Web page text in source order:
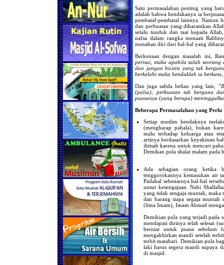
Satu permasalahan penting yang
adalah bahwa hendakanya ia
pembatal-pembatal lainnya. Namun
dan perbuatan yang diharamkan
selalu tunduk dan taat kepada
nafsu dalam rangka menaati
menahan diri dari hal-hal yang
Berkenaan dengan masalah ini,
perisai, maka apabila salah
dan jangan bicara yang tak
berkelahi maka hendaklah ia
Dan juga sabda beliau yang lain,
(palsu), perbuatan tak berguna
puasanya (yang berupa)
Beberapa Permasalahan yang
Setiap muslim hendaknya
(mengharap pahala), bukan
malu terhadap keluarga atau
artinya berdasarkan keyakinan
ihtisab karena untuk mencari
Demikan pula shalat malam pada
Ada sebagian orang ketika
tenggorokannya kemasukan air
Padahal sebenarnya hal-hal
unsur kesengajaan. Nabi
yang tidak sengaja muntah, maka
dan barang siapa segaja
(lima Imam), Imam Ahmad
Demikian pula yang terjadi pada
mendapati dirinya telah selesai
berniat untuk puasa sebelum
mengakhirkan mandi setelah
terbit matahari. Demikian pula
laki harus segera mandi supaya
di masjid.